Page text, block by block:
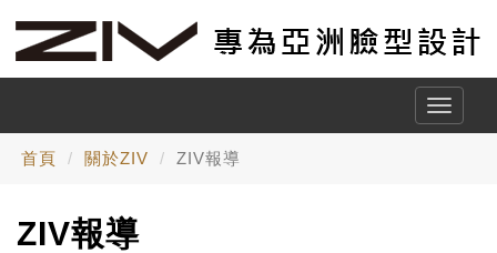
Toggle
首頁 關於ZIV ZIV報導
ZIV報導